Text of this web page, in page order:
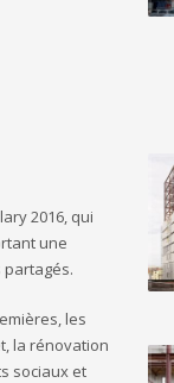
2016, qui
une
les
la rénovation
sociaux et